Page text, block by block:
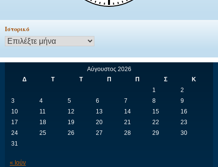
Ιστορικό
Ιστορικό
Αύγουστος 2026
Δ
Τ Τ Π Π Σ
Κ
1
2
3
4 5 6 7 8
9
10
11 12 13 14 15
16
17
18 19 20 21 22
23
24
25 26 27 28 29
30
31
« Ιούν